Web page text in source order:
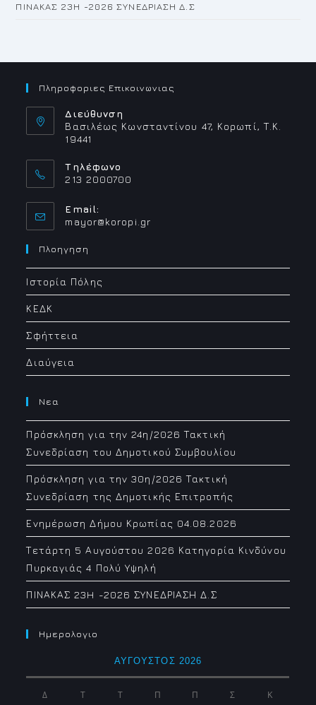
ΠΙΝΑΚΑΣ 23H -2026 ΣΥΝΕΔΡΙΑΣΗ Δ.Σ
Πληροφοριες Επικοινωνιας
Διεύθυνση
Βασιλέως Κωνσταντίνου 47, Κορωπί, Τ.Κ.
19441
Τηλέφωνο
213 2000700
Email:
mayor@koropi.grOpens
Πλοηγηση
Ιστορία Πόλης
ΚΕΔΚ
Σφήττεια
Διαύγεια
Νεα
Πρόσκληση για την 24η/2026 Τακτική
Συνεδρίαση του Δημοτικού Συμβουλίου
Πρόσκληση για την 30η/2026 Τακτική
Συνεδρίαση της Δημοτικής Επιτροπής
Ενημέρωση Δήμου Κρωπίας 04.08.2026
Τετάρτη 5 Αυγούστου 2026 Κατηγορία Κινδύνου
Πυρκαγιάς 4 Πολύ Υψηλή
ΠΙΝΑΚΑΣ 23H -2026 ΣΥΝΕΔΡΙΑΣΗ Δ.Σ
Ημερολογιο
ΑΎΓΟΥΣΤΟΣ 2026
Δ Τ Τ Π Π Σ Κ